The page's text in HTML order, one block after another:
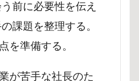
前に必要性を伝え
課題を整理する。
を準備する。
が苦手な社長のた